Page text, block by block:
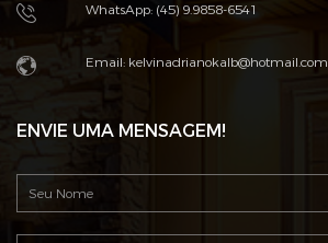
WhatsApp: (45) 9.9858-6541
Email: kelvinadrianokalb@hotmail.com
ENVIE UMA MENSAGEM!